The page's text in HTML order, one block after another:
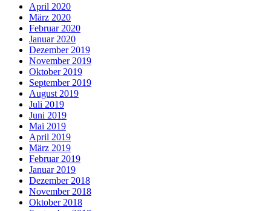
April 2020
März 2020
Februar 2020
Januar 2020
Dezember 2019
November 2019
Oktober 2019
September 2019
August 2019
Juli 2019
Juni 2019
Mai 2019
April 2019
März 2019
Februar 2019
Januar 2019
Dezember 2018
November 2018
Oktober 2018